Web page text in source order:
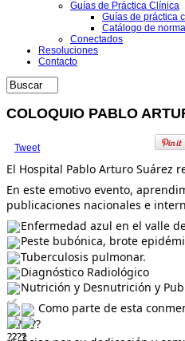
Guías de Práctica Clínica
Guías de práctica
Catálogo de
Conectados
Resoluciones
Contacto
COLOQUIO PABLO
Tweet
El Hospital Pablo Arturo Suárez
En este emotivo evento,
publicaciones nacionales e
Enfermedad azul en el valle
Peste bubónica, brote
Tuberculosis pulmonar.
Diagnóstico Radiológico
Nutrición y Desnutrición y
Como parte de esta